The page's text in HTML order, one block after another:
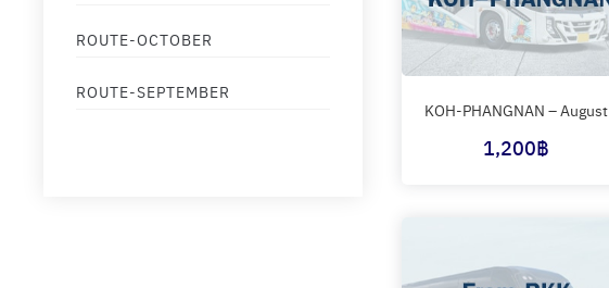
KOH-PHANGNAN – August
1,200฿
ROUTE-OCTOBER
ROUTE-SEPTEMBER